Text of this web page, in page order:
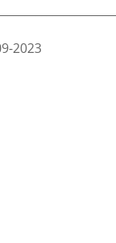
2023